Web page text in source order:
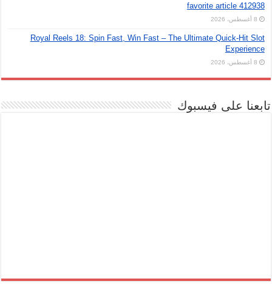
favorite article 412938
8 أغسطس، 2026
Royal Reels 18: Spin Fast, Win Fast – The Ultimate Quick‑Hit Slot
Experience
8 أغسطس، 2026
تابعنا على فيسبوك